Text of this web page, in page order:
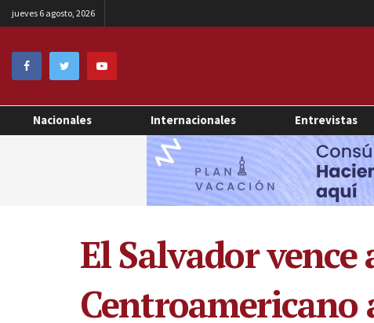
jueves 6 agosto, 2026
Nacionales Internacionales Entrevistas
El Salvador
Centroamericano